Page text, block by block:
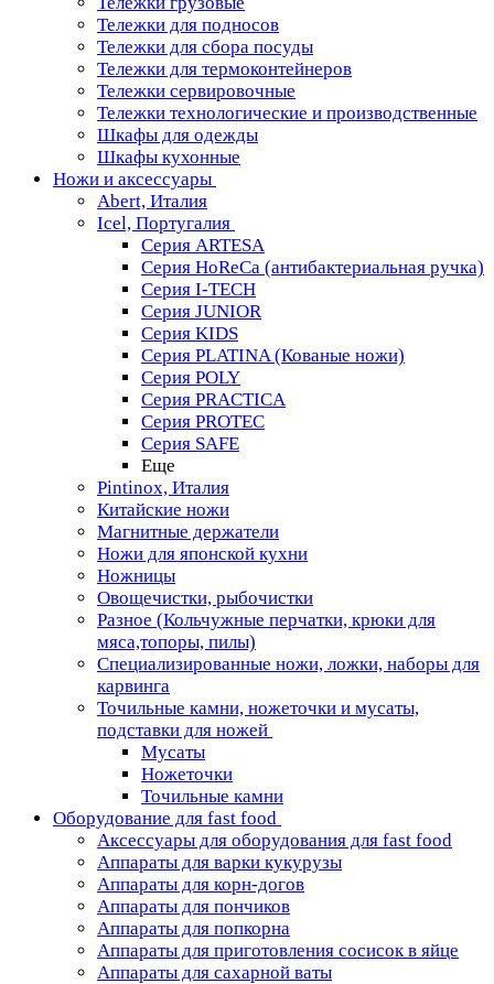
Тележки для подносов
Тележки для сбора посуды
Тележки для термоконтейнеров
Тележки сервировочные
Тележки технологические и производственные
Шкафы для одежды
Шкафы кухонные
Ножи и аксессуары
Abert, Италия
Icel, Португалия
Серия ARTESA
Серия HoReCa (антибактериальная ручка)
Серия I-TECH
Серия JUNIOR
Серия KIDS
Серия PLATINA (Кованые ножи)
Серия POLY
Серия PRACTICA
Серия PROTEC
Серия SAFE
Еще
Pintinox, Италия
Китайские ножи
Магнитные держатели
Ножи для японской кухни
Ножницы
Овощечистки, рыбочистки
Разное (Кольчужные перчатки, крюки для
мяса,топоры, пилы)
Специализированные ножи, ложки, наборы для
карвинга
Точильные камни, ножеточки и мусаты,
подставки для ножей
Мусаты
Ножеточки
Точильные камни
Оборудование для fast food
Аксессуары для оборудования для fast food
Аппараты для варки кукурузы
Аппараты для корн-догов
Аппараты для пончиков
Аппараты для попкорна
Аппараты для приготовления сосисок в яйце
Аппараты для сахарной ваты